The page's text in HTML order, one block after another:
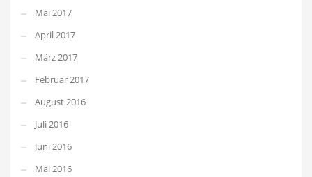
Mai 2017
April 2017
März 2017
Februar 2017
August 2016
Juli 2016
Juni 2016
Mai 2016